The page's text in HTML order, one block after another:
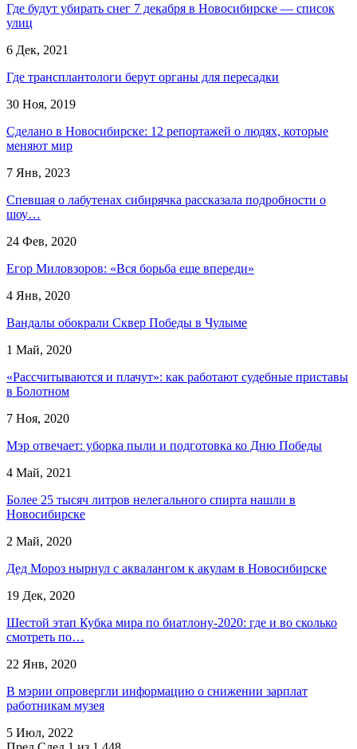
Где будут убирать снег 7 декабря в Новосибирске — список
улиц
6 Дек, 2021
Где трансплантологи берут органы для пересадки
30 Ноя, 2019
Сделано в Новосибирске: 12 репортажей о людях, которые
меняют мир
7 Янв, 2023
Спевшая о лабутенах сибирячка рассказала подробности о
шоу…
24 Фев, 2020
Егор Миловзоров: «Вся борьба еще впереди»
4 Янв, 2020
Вандалы обокрали Сквер Победы в Чулыме
1 Май, 2020
«Рассчитываются и плачут»: как работают судебные приставы
в Болотном
7 Ноя, 2020
Мэр отвечает: уборка пыли и подготовка ко Дню Победы
4 Май, 2021
Более 25 тысяч литров нелегального спирта нашли в
Новосибирске
2 Май, 2020
Дед Мороз нырнул с аквалангом к акулам в Новосибирске
19 Дек, 2020
Шестой этап Кубка мира по биатлону-2020: где и во сколько
смотреть по…
22 Янв, 2020
В мэрии опровергли информацию о снижении зарплат
работникам музея
5 Июл, 2022